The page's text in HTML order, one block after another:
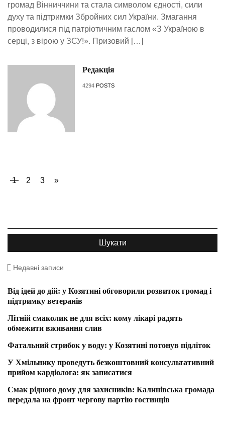
громад Вінниччини та стала символом єдності, сили
духу та підтримки Збройних сил України. Змагання
проводилися під патріотичним гаслом «З Україною в
серці, з вірою у ЗСУ!». Призовий […]
Редакція
4294 POSTS
1 2 3 »
Недавні записи
Від ідей до дій: у Козятині обговорили розвиток громад і
підтримку ветеранів
Літній смаколик не для всіх: кому лікарі радять
обмежити вживання слив
Фатальний стрибок у воду: у Козятині потонув підліток
У Хмільнику проведуть безкоштовний консультативний
прийом кардіолога: як записатися
Смак рідного дому для захисників: Калинівська громада
передала на фронт чергову партію гостинців